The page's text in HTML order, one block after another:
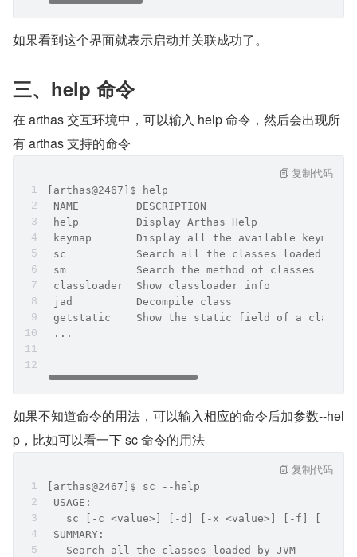
如果看到这个界面就表示启动并关联成功了。
三、help 命令
在 arthas 交互环境中，可以输入 help 命令，然后会出现所
有 arthas 支持的命令
[arthas@2467]$ help
NAME         DESCRIPTION
help         Display
keymap       Display all the available
sc           Search all the classes loaded
sm           Search the method of classes
classloader  Show classloader info
jad          Decompile class
getstatic    Show the static field of a
...
复制代码
如果不知道命令的用法，可以输入相应的命令后加参数--hel
p，比如可以看一下 sc 命令的用法
[arthas@2467]$ sc --help
USAGE:
sc [-c <value>]
Search
复制代码